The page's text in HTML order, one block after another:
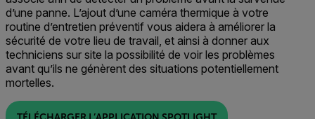
d’une panne. L’ajout d’une caméra thermique à votre
routine d’entretien préventif vous aidera à améliorer la
sécurité de votre lieu de travail, et ainsi à donner aux
techniciens sur site la possibilité de voir les problèmes
avant qu’ils ne génèrent des situations potentiellement
mortelles.